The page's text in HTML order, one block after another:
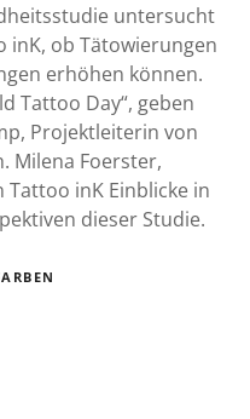
untersucht
inK, ob Tätowierungen
erhöhen können.
Tattoo Day“, geben
Projektleiterin von
Milena Foerster,
inK Einblicke in
dieser Studie.